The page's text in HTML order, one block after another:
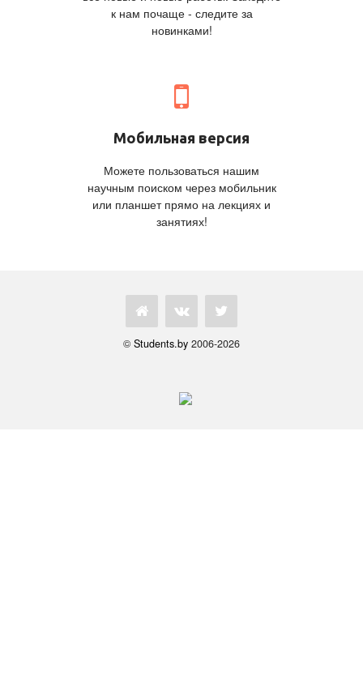
к нам почаще - следите за
новинками!
Мобильная версия
Можете пользоваться нашим
научным поиском через мобильник
или планшет прямо на лекциях и
занятиях!
© Students.by 2006-2026